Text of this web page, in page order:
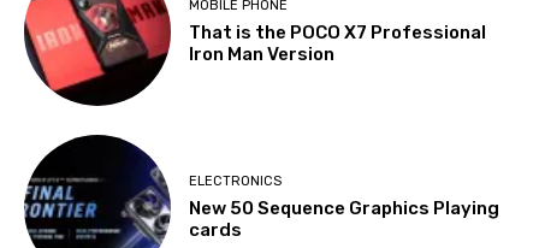
MOBILE PHONE
That is the POCO X7 Professional
Iron Man Version
ELECTRONICS
New 50 Sequence Graphics Playing
cards